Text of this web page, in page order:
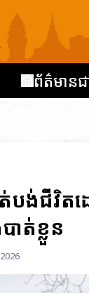
ព័ត៌មានជ
ត់បង់ជីវិ
ត់ខ្លួន